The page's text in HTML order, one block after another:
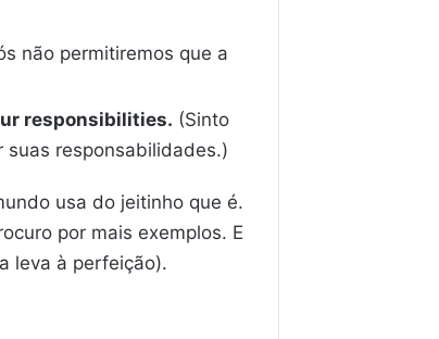
não permitiremos que a
responsibilities. (Sinto
suas responsabilidades.)
usa do jeitinho que é.
por mais exemplos. E
leva à perfeição).